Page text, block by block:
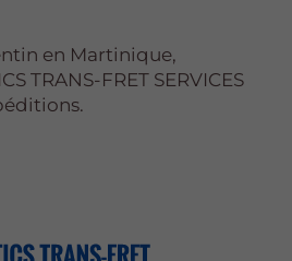
en Martinique,
TRANS-FRET SERVICES